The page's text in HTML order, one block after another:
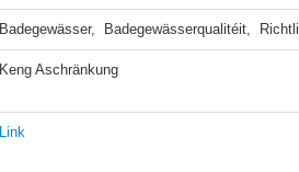
Badegewässer,  Badegewässerqualitéit,
Keng Aschränkung
Link